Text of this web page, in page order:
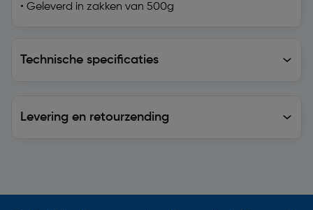
• Geleverd in zakken van 500g
Technische specificaties
Levering en retourzending